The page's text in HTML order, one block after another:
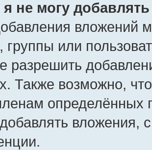
не могу
вложений
или
разрешить
Также возможно,
определённых
вложения,